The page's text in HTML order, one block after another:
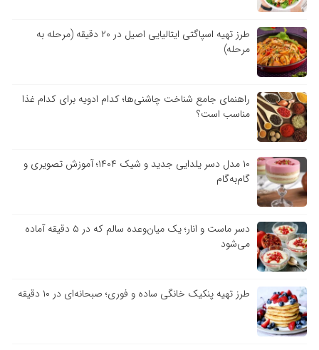
طرز تهیه اسپاگتی ایتالیایی اصیل در ۲۰ دقیقه (مرحله به
مرحله)
راهنمای جامع شناخت چاشنی‌ها؛ کدام ادویه برای کدام غذا
مناسب است؟
۱۰ مدل دسر یلدایی جدید و شیک ۱۴۰۴؛ آموزش تصویری و
گام‌به‌گام
دسر ماست و انار؛ یک میان‌وعده سالم که در ۵ دقیقه آماده
می‌شود
طرز تهیه پنکیک خانگی ساده و فوری؛ صبحانه‌ای در ۱۰ دقیقه